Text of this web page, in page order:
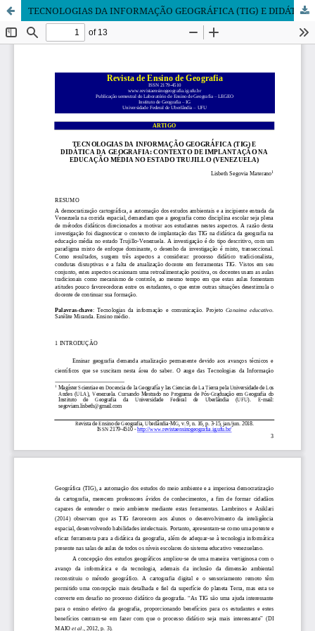
TECNOLOGIAS DA INFORMAÇÃO GEOGRÁFICA (TIG) E DIDÁTICA DA GEOGRAFIA: CONTEXTO DE IMPLANTAÇÃO NA EDUCAÇÃO MÉDIA NO ESTADO TRUJILLO (VENEZUELA)